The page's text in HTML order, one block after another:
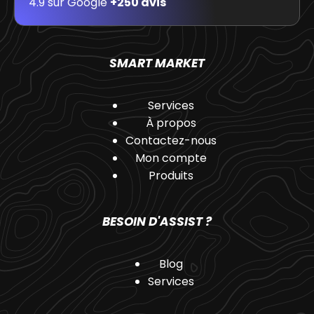
SMART MARKET
Services
À propos
Contactez-nous
Mon compte
Produits
BESOIN D'ASSIST ?
Blog
Services